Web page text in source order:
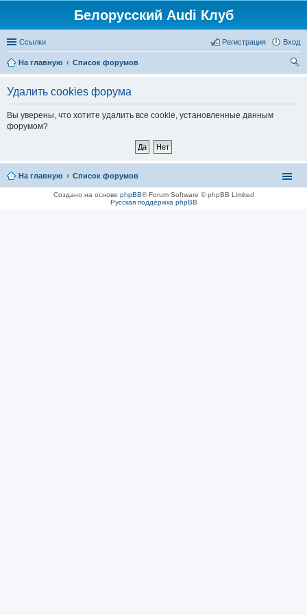
Белорусский Audi Клуб
Ссылки Вход
Регистрация
На главную
Список форумов
Удалить cookies форума
Вы уверены, что хотите удалить все cookie, установленные данным
форумом?
На главную Список форумов
Создано на основе phpBB® Forum Software © phpBB Limited
Русская поддержка phpBB